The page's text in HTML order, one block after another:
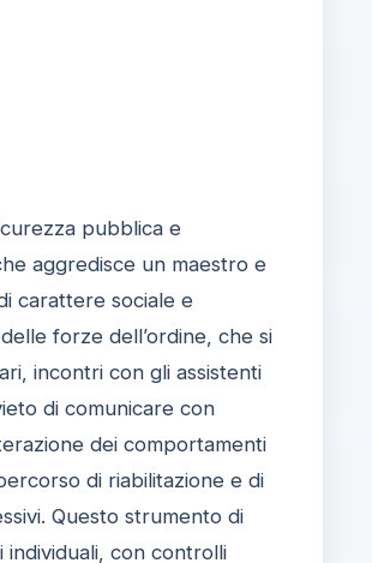
pubblica e
aggredisce un maestro e
carattere sociale e
forze dell’ordine, che si
incontri con gli assistenti
di comunicare con
dei comportamenti
di riabilitazione e di
Questo strumento di
con controlli